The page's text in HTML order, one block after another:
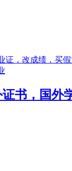
书，国外